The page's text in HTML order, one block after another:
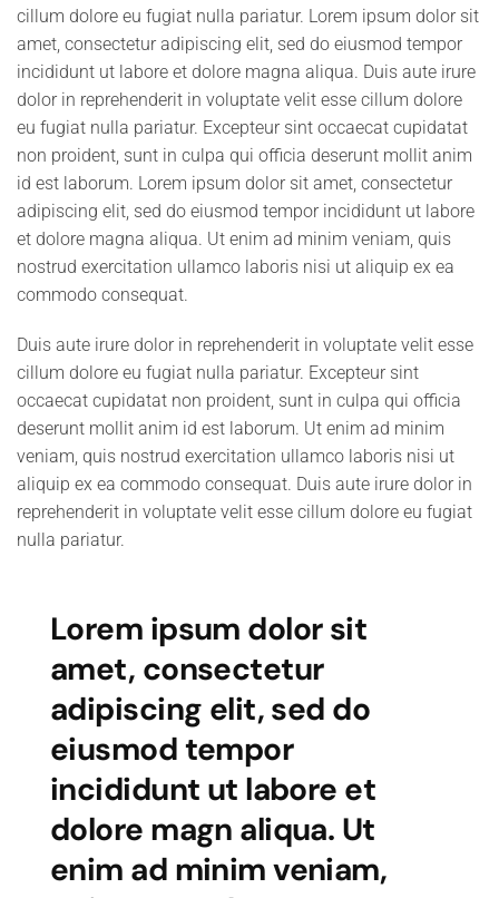
cillum dolore eu fugiat nulla pariatur. Lorem ipsum dolor sit
amet, consectetur adipiscing elit, sed do eiusmod tempor
incididunt ut labore et dolore magna aliqua. Duis aute irure
dolor in reprehenderit in voluptate velit esse cillum dolore
eu fugiat nulla pariatur. Excepteur sint occaecat cupidatat
non proident, sunt in culpa qui officia deserunt mollit anim
id est laborum. Lorem ipsum dolor sit amet, consectetur
adipiscing elit, sed do eiusmod tempor incididunt ut labore
et dolore magna aliqua. Ut enim ad minim veniam, quis
nostrud exercitation ullamco laboris nisi ut aliquip ex ea
commodo consequat.
Duis aute irure dolor in reprehenderit in voluptate velit esse
cillum dolore eu fugiat nulla pariatur. Excepteur sint
occaecat cupidatat non proident, sunt in culpa qui officia
deserunt mollit anim id est laborum. Ut enim ad minim
veniam, quis nostrud exercitation ullamco laboris nisi ut
aliquip ex ea commodo consequat. Duis aute irure dolor in
reprehenderit in voluptate velit esse cillum dolore eu fugiat
nulla pariatur.
Lorem ipsum dolor sit
amet, consectetur
adipiscing elit, sed do
eiusmod tempor
incididunt ut labore et
dolore magn aliqua. Ut
enim ad minim veniam,